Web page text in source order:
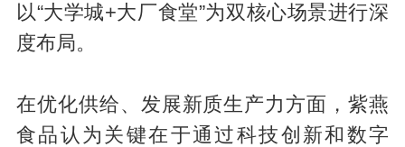
以“大学城+大厂食堂”为双核心场景进行深
度布局。
在优化供给、发展新质生产力方面，紫燕
食品认为关键在于通过科技创新和数字